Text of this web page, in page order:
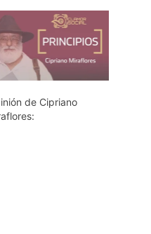
de Cipriano